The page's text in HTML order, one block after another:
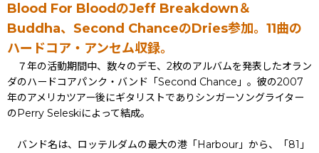
Blood For BloodのJeff Breakdown＆
Buddha、Second ChanceのDries参加。11曲の
ハードコア・アンセム収録。
７年の活動期間中、数々のデモ、2枚のアルバムを発表したオラン
ダのハードコアパンク・バンド「Second Chance」。彼の2007
年のアメリカツアー後にギタリストでありシンガーソングライター
のPerry Seleskiによって結成。
バンド名は、ロッテルダムの最大の港「Harbour」から、「81」